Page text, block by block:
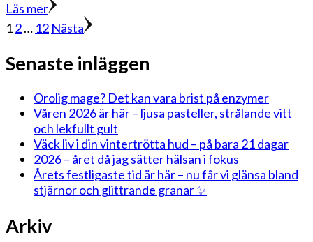
Läs mer
Sidnumrering
inlägg
Sida
1Sida
2… Sida
12 Nästa
Senaste inläggen
Orolig mage? Det kan vara brist på enzymer
Våren 2026 är här – ljusa pasteller, strålande vitt
och lekfullt gult
Väck liv i din vintertrötta hud – på bara 21 dagar
2026 – året då jag sätter hälsan i fokus
Årets festligaste tid är här – nu får vi glänsa bland
stjärnor och glittrande granar ✨
Arkiv